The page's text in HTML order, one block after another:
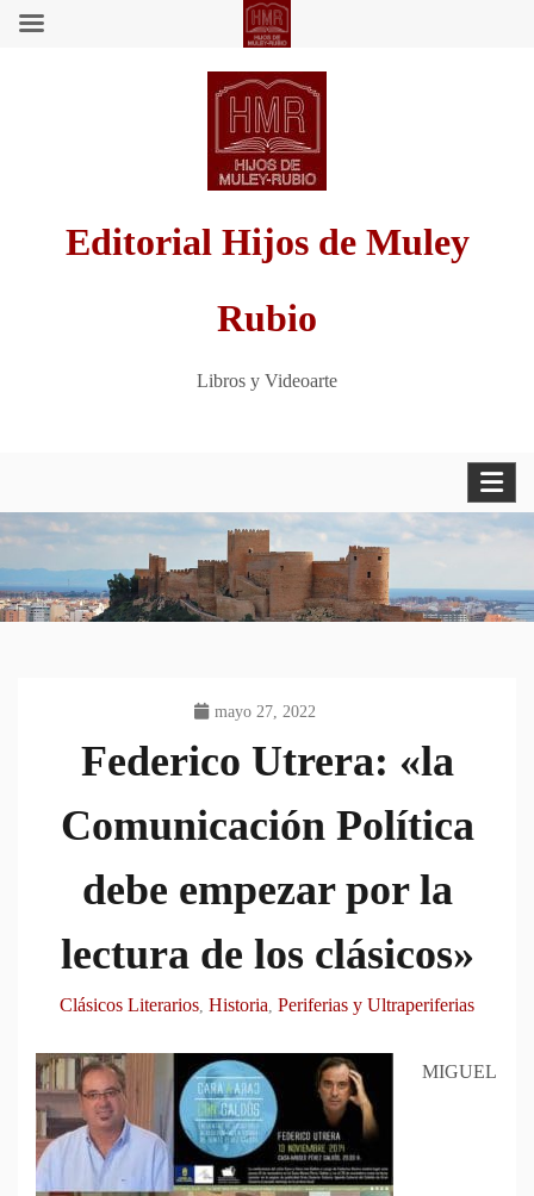
Editorial Hijos de Muley
Rubio
Libros y Videoarte
mayo 27, 2022
Federico Utrera: «la
Comunicación Política
debe empezar por la
lectura de los clásicos»
Clásicos Literarios Historia Periferias y Ultraperiferias
MIGUEL